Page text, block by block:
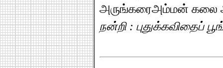
அருங்கரைஅம்மன் கலை
நன்றி : புதுக்கவிதைப்